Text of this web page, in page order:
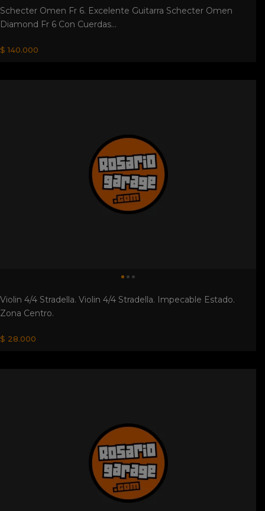
Schecter Omen Fr 6. Excelente Guitarra Schecter Omen
Diamond Fr 6 Con Cuerdas...
$ 140.000
Violin 4/4 Stradella. Violin 4/4 Stradella. Impecable Estado.
Zona Centro.
$ 28.000